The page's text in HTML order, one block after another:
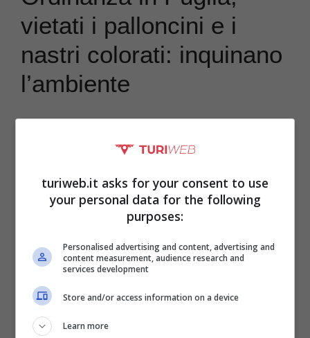
vietati i palloncini e i
nastri colorati: inquinano
l’ambiente
di una nuova stagione “plastic free
collaborazione con l’associazione nazionale
di volontariato Plastic Free Odv Onlus. Lo
sensibilizzare le persone sulla
pericolosità dell’inquinamento causato
dalla plastica. Liberare tonnellate di
materiale che uccidono esseri viventi e
distruggono l’ecosistema non può che
turiweb.it asks for your consent to use
your personal data for the following
purposes:
Personalised advertising and content, advertising and
content measurement, audience research and
services development
Store and/or access information on a device
Learn more